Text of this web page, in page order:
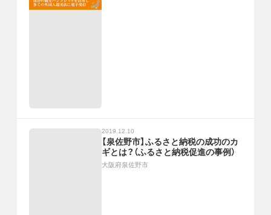
2019.12.10
【泉佐野市】ふるさと納税の成功のカ
ギとは？（ふるさと納税促進の事例）
大阪府泉佐野市